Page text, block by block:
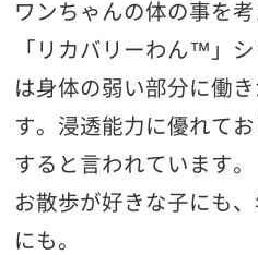
ワンちゃんの体の事を
「リカバリーわん™」
は身体の弱い部分に働
す。浸透能力に優れて
すると言われています。
お散歩が好きな子にも
にも。